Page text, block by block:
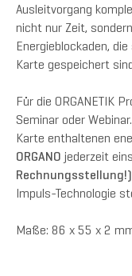
Ausleitvorgang
nicht nur Zeit,
Energieblockaden,
Karte gespeichert
Für die ORGANETIK
Seminar oder
Karte enthaltenen
ORGANO jederzeit
Rechnungsstellung!)
Impuls-Technologie
Maße: 86 x 55 x 2